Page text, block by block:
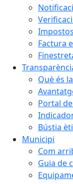
Impostos
Factura
Què és
Portal
Bústia
Municipi
Com
Guia de